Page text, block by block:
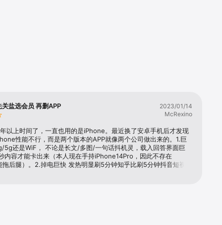
关盐选会员 再删APP
2023/01/14
McRexino
以上时间了，一直也用的是iPhone。最近换了安卓手机后才发现
性能不行，而是两个版本的APP就像两个公司做出来的。1.巨
5g还是WiF， 不论是长文/多图/一句话抖机灵，载入回答界面巨
内容才能卡出来（本人现在手持iPhone14Pro，因此不存在
后腿）。2.掉电巨快 发热明显刷5分钟知乎比刷5分钟抖音短视频